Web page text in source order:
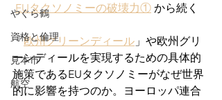
やぐら鶴
資格と倫理
見本市
航空
EUタクソノミーの破壊力① から続く
「欧州グリーンディール 」や欧州グリ
ーンディールを実現するための具体的
施策であるEUタクソノミーがなぜ世界
的に影響を持つのか。ヨーロッパ連合